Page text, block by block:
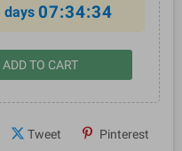
days 07:34:34
ADD TO CART
Tweet Pinterest